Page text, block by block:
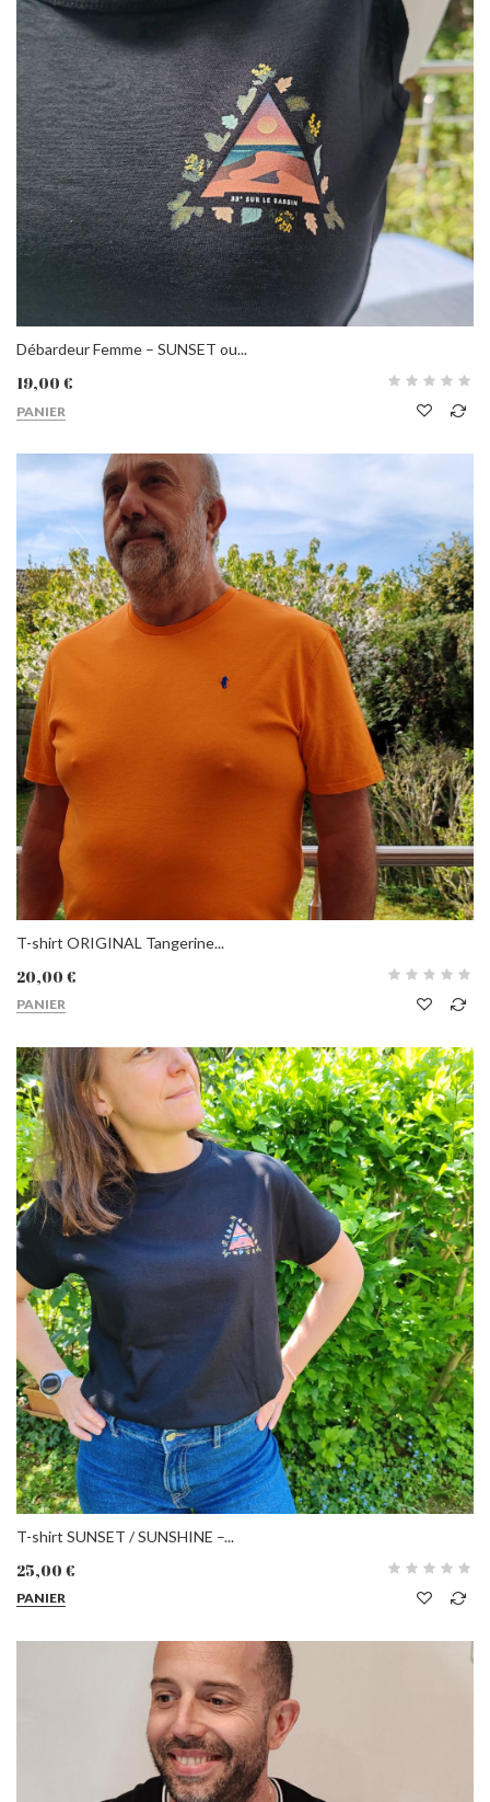
Débardeur Femme – SUNSET ou...
19,00 €
PANIER
T-shirt ORIGINAL Tangerine...
20,00 €
PANIER
T-shirt SUNSET / SUNSHINE –...
25,00 €
PANIER